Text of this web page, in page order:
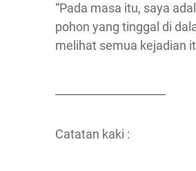
“Pada masa itu, saya
pohon yang tinggal di
melihat semua kejadian
Catatan kaki :